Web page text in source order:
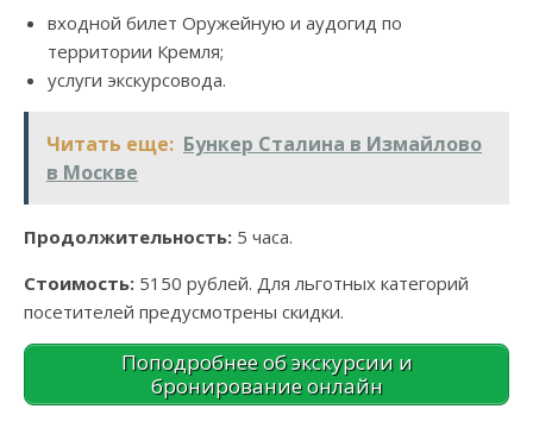
входной билет Оружейную и аудогид по
территории Кремля;
услуги экскурсовода.
Читать еще: Бункер Сталина в Измайлово
в Москве
Продолжительность: 5 часа.
Стоимость: 5150 рублей. Для льготных категорий
посетителей предусмотрены скидки.
Поподробнее об экскурсии и
бронирование онлайн